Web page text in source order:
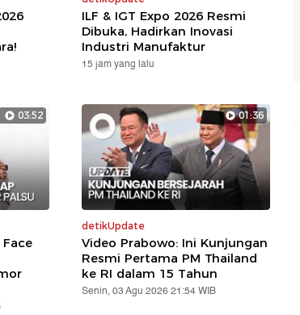
ILF & IGT Expo 2026 Resmi
Dibuka, Hadirkan Inovasi
Industri Manufaktur
15 jam yang lalu
03:52 01:36
detikUpdate
Video Prabowo: Ini Kunjungan
Resmi Pertama PM Thailand
ke RI dalam 15 Tahun
Senin, 03 Agu 2026 21:54 WIB